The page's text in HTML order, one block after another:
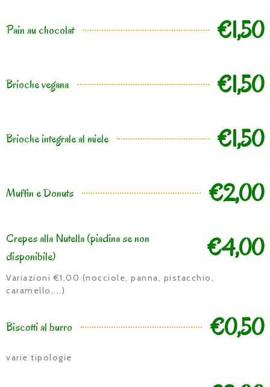
Pain au chocolat €1,50
Brioche vegana €1,50
Brioche integrale al miele €1,50
Muffin e Donuts €2,00
Crepes alla Nutella (piadina se non
disponibile)
€4,00
Variazioni €1,00 (nocciole, panna, pistacchio,
caramello,...)
Biscotti al burro €0,50
varie tipologie